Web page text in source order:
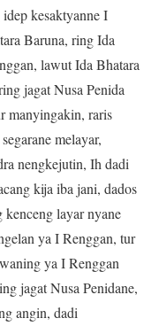
kesaktyanne I
Baruna, ring Ida
lawut Ida Bhatara
jagat Nusa Penida
manyingakin, raris
melayar,
nengkejutin, Ih dadi
kija iba jani, dados
kenceng layar nyane
ya I Renggan, tur
ya I Renggan
jagat Nusa Penidane,
angin, dadi